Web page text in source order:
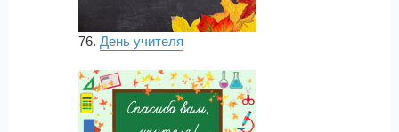
76. День учителя